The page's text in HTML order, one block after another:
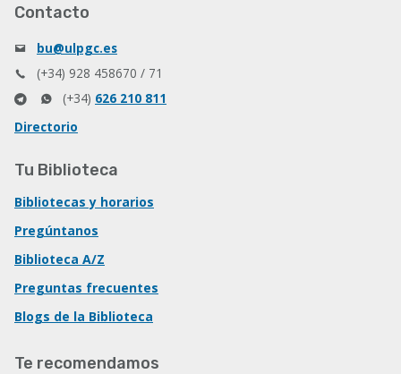
Contacto
bu@ulpgc.es
(+34) 928 458670 / 71
(+34) 626 210 811
Directorio
Tu Biblioteca
Bibliotecas y horarios
Pregúntanos
Biblioteca A/Z
Preguntas frecuentes
Blogs de la Biblioteca
Te recomendamos